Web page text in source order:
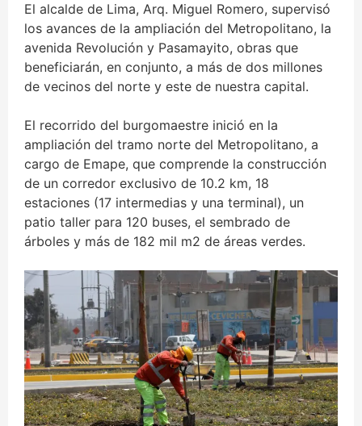
El alcalde de Lima, Arq. Miguel Romero, supervisó
los avances de la ampliación del Metropolitano, la
avenida Revolución y Pasamayito, obras que
beneficiarán, en conjunto, a más de dos millones
de vecinos del norte y este de nuestra capital.
El recorrido del burgomaestre inició en la
ampliación del tramo norte del Metropolitano, a
cargo de Emape, que comprende la construcción
de un corredor exclusivo de 10.2 km, 18
estaciones (17 intermedias y una terminal), un
patio taller para 120 buses, el sembrado de
árboles y más de 182 mil m2 de áreas verdes.